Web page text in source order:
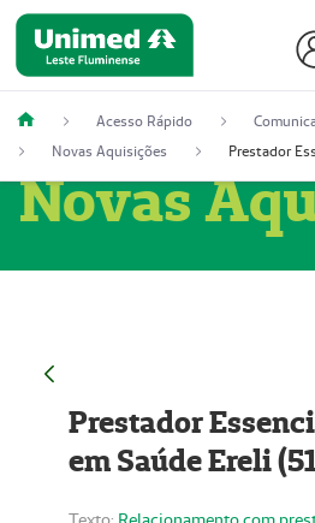
Acesso Rápido
Novas Aquisições
Novas
Prestador
em Saúde Ereli